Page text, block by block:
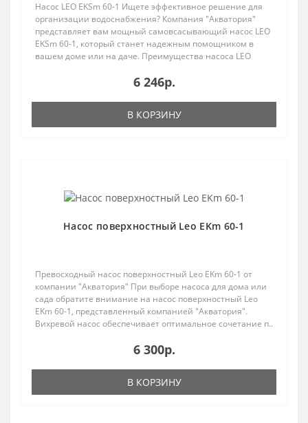
Насос LEO EKSm 60-1 Ищете эффективное решение для
организации водоснабжения? Компания "Акватория"
представляет вам мощный самовсасывающий насос LEO
EKSm 60-1, который станет надежным помощником в
вашем доме или на даче. Преимущества насоса LEO
6 246р.
В КОРЗИНУ
Насос поверхностный Leo EKm 60-1
Превосходный насос поверхностный Leo EKm 60-1 от
компании "Акватория" При выборе насоса для дома или
сада обратите внимание на насос поверхностный Leo
EKm 60-1, представленный компанией "Акватория".
Вихревой насос обеспечивает оптимальное сочетание п..
6 300р.
В КОРЗИНУ